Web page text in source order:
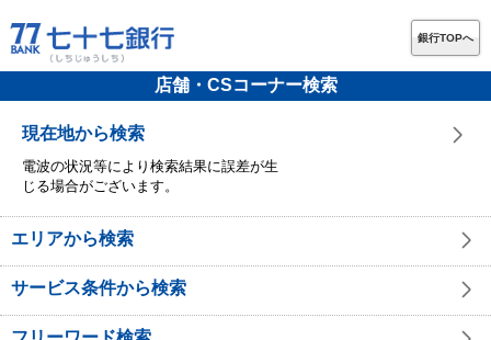
銀行TOPへ
店舗・CSコーナー検索
現在地から検索
電波の状況等により検索結果に誤差が生
じる場合がございます。
エリアから検索
サービス条件から検索